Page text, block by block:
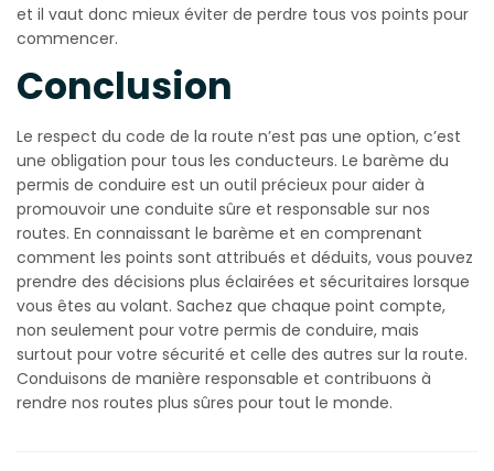
et il vaut donc mieux éviter de perdre tous vos points pour
commencer.
Conclusion
Le respect du code de la route n’est pas une option, c’est
une obligation pour tous les conducteurs. Le barème du
permis de conduire est un outil précieux pour aider à
promouvoir une conduite sûre et responsable sur nos
routes. En connaissant le barème et en comprenant
comment les points sont attribués et déduits, vous pouvez
prendre des décisions plus éclairées et sécuritaires lorsque
vous êtes au volant. Sachez que chaque point compte,
non seulement pour votre permis de conduire, mais
surtout pour votre sécurité et celle des autres sur la route.
Conduisons de manière responsable et contribuons à
rendre nos routes plus sûres pour tout le monde.